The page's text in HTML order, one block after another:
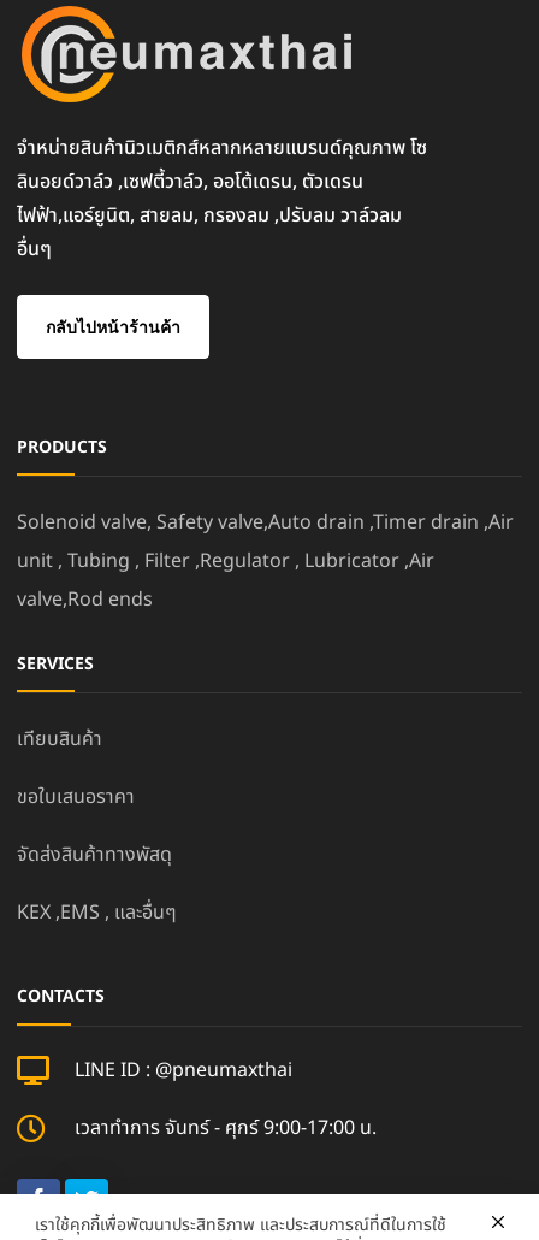
จำหน่ายสินค้านิวเมติกส์หลากหลายแบรนด์คุณภาพ โซ
ลินอยด์วาล์ว ,เซฟตี้วาล์ว, ออโต้เดรน, ตัวเดรน
ไฟฟ้า,แอร์ยูนิต, สายลม, กรองลม ,ปรับลม วาล์วลม
อื่นๆ
กลับไปหน้าร้านค้า
PRODUCTS
Solenoid valve, Safety valve,Auto drain ,Timer drain ,Air
unit , Tubing , Filter ,Regulator , Lubricator ,Air
valve,Rod ends
SERVICES
เทียบสินค้า
ขอใบเสนอราคา
จัดส่งสินค้าทางพัสดุ
KEX ,EMS , และอื่นๆ
CONTACTS
LINE ID : @pneumaxthai
เวลาทำการ จันทร์ - ศุกร์ 9:00-17:00 น.
เราใช้คุกกี้เพื่อพัฒนาประสิทธิภาพ และประสบการณ์ที่ดีในการใช้